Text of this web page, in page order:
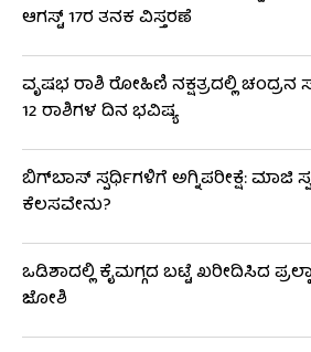
ಆಗಸ್ಟ್ 17ರ ತನಕ ವಿಸ್ತರಣೆ
ವೃಷಭ ರಾಶಿ ರೋಹಿಣಿ ನಕ್ಷತ್ರದಲ್ಲಿ ಚಂದ್ರನ
12 ರಾಶಿಗಳ ದಿನ ಭವಿಷ್ಯ
ಬಿಗ್​​ಬಾಸ್​ ಸ್ಪರ್ಧಿಗಳಿಗೆ ಅಗ್ನಿಪರೀಕ್ಷೆ: ಮಾಜಿ
ಕೆಲಸವೇನು?
ಒಡಿಶಾದಲ್ಲಿ ಕೈಮಗ್ಗದ ಬಟ್ಟೆ ಖರೀದಿಸಿದ
ಜೋಶಿ